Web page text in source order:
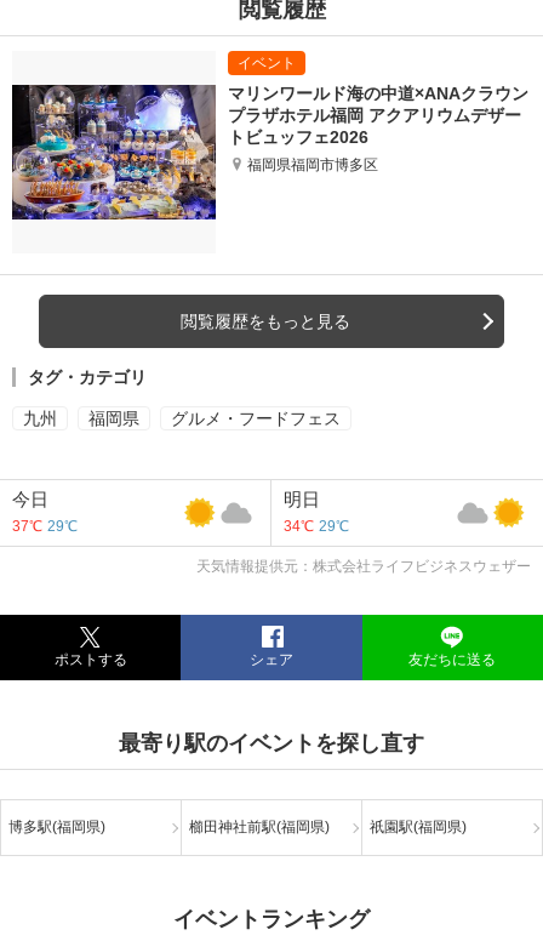
閲覧履歴
マリンワールド海の中道×ANAクラウン
プラザホテル福岡 アクアリウムデザー
トビュッフェ2026
福岡県福岡市博多区
閲覧履歴をもっと見る
タグ・カテゴリ
九州 福岡県 グルメ・フードフェス
今日
37℃ 29℃
明日
34℃ 29℃
天気情報提供元：株式会社ライフビジネスウェザー
ポストする シェア 友だちに送る
最寄り駅のイベントを探し直す
博多駅(福岡県) 櫛田神社前駅(福岡県) 祇園駅(福岡県)
イベントランキング